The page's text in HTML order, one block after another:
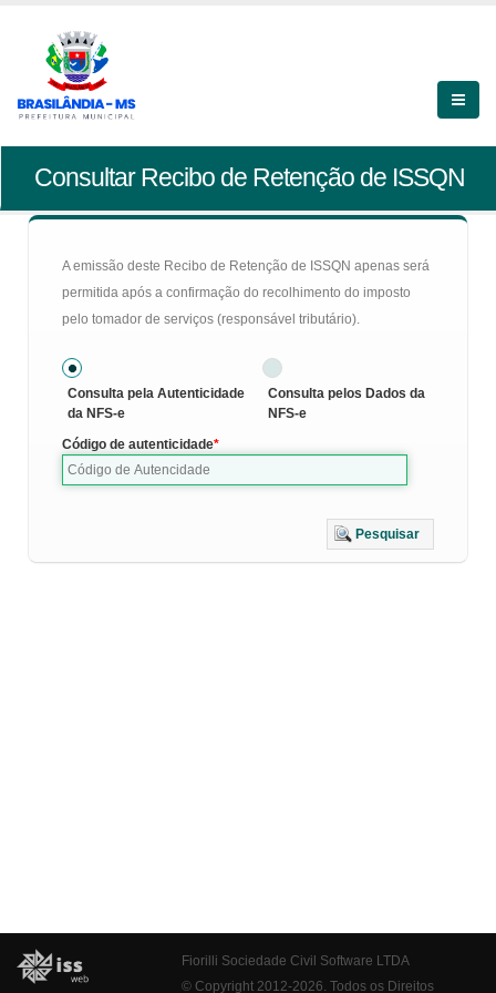
Consultar Recibo de Retenção de ISSQN
A emissão deste Recibo de Retenção de ISSQN apenas será
permitida após a confirmação do recolhimento do imposto
pelo tomador de serviços (responsável tributário).
Consulta pela Autenticidade
da NFS-e
Consulta pelos Dados da
NFS-e
Código de autenticidade
Pesquisar
Fiorilli Sociedade Civil Software LTDA
© Copyright 2012-2026. Todos os Direitos